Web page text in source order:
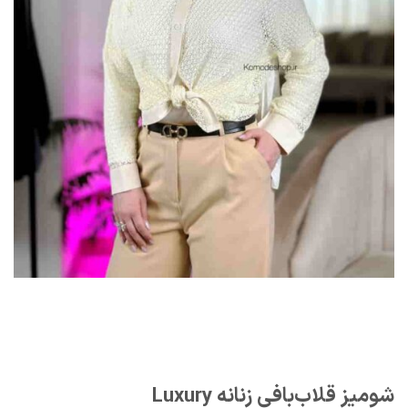
شومیز قلاب‌بافی زنانه Luxury